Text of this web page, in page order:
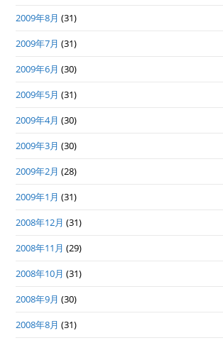
2009年8月 (31)
2009年7月 (31)
2009年6月 (30)
2009年5月 (31)
2009年4月 (30)
2009年3月 (30)
2009年2月 (28)
2009年1月 (31)
2008年12月 (31)
2008年11月 (29)
2008年10月 (31)
2008年9月 (30)
2008年8月 (31)